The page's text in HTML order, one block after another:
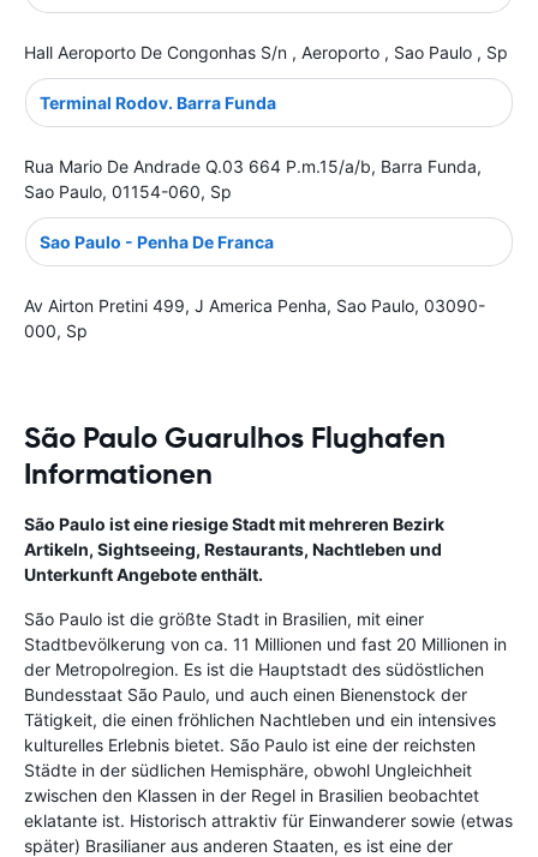
Hall Aeroporto De Congonhas S/n , Aeroporto , Sao Paulo , Sp
Terminal Rodov. Barra Funda
Rua Mario De Andrade Q.03 664 P.m.15/a/b, Barra Funda,
Sao Paulo, 01154-060, Sp
Sao Paulo - Penha De Franca
Av Airton Pretini 499, J America Penha, Sao Paulo, 03090-
000, Sp
São Paulo Guarulhos Flughafen
Informationen
São Paulo ist eine riesige Stadt mit mehreren Bezirk
Artikeln, Sightseeing, Restaurants, Nachtleben und
Unterkunft Angebote enthält.
São Paulo ist die größte Stadt in Brasilien, mit einer
Stadtbevölkerung von ca. 11 Millionen und fast 20 Millionen in
der Metropolregion. Es ist die Hauptstadt des südöstlichen
Bundesstaat São Paulo, und auch einen Bienenstock der
Tätigkeit, die einen fröhlichen Nachtleben und ein intensives
kulturelles Erlebnis bietet. São Paulo ist eine der reichsten
Städte in der südlichen Hemisphäre, obwohl Ungleichheit
zwischen den Klassen in der Regel in Brasilien beobachtet
eklatante ist. Historisch attraktiv für Einwanderer sowie (etwas
später) Brasilianer aus anderen Staaten, es ist eine der